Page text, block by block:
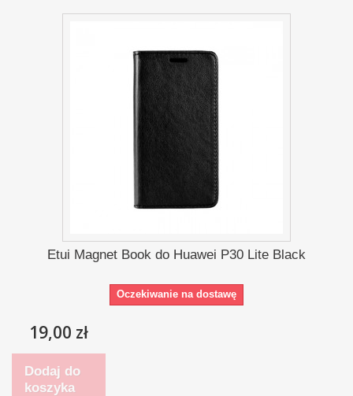
Etui Magnet Book do Huawei P30 Lite Black
Oczekiwanie na dostawę
19,00 zł
Dodaj do
koszyka